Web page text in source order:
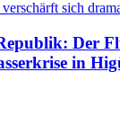
Der
in